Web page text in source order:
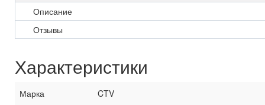
Описание
Отзывы
Характеристики
Марка
CTV